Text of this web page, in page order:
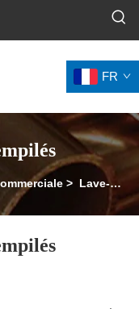
FR
> Lave-Linge Superposé